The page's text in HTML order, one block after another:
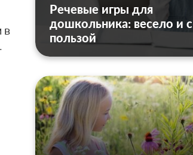
в
Речевые игры для
дошкольника: весело и с
пользой